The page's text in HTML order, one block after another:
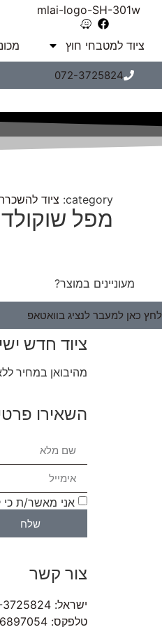
ציוד למטבחי חוץ
072-3725824
category: ציוד
מפל
מעוניינים במוצר?
לחץ כאן למעבר לנציג בוואטאפ
ציוד חדש
מהיבואן במחיר
השאירו
אני מאשר/ת כי
שלח
צור קשר
ישראל: 072-3725824
טלפקס: 04-6897054